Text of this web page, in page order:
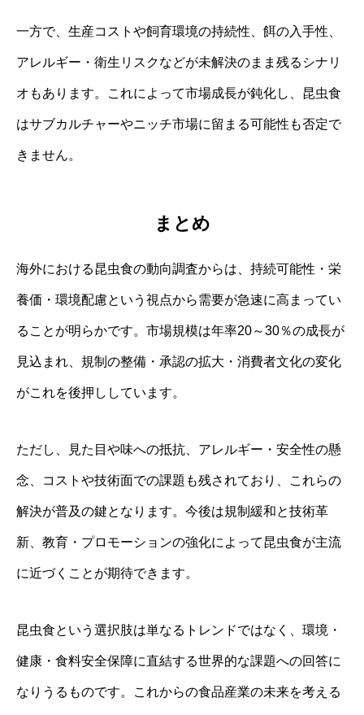
一方で、生産コストや飼育環境の持続性、餌の入手性、
アレルギー・衛生リスクなどが未解決のまま残るシナリ
オもあります。これによって市場成長が鈍化し、昆虫食
はサブカルチャーやニッチ市場に留まる可能性も否定で
きません。
まとめ
海外における昆虫食の動向調査からは、持続可能性・栄
養価・環境配慮という視点から需要が急速に高まってい
ることが明らかです。市場規模は年率20～30％の成長が
見込まれ、規制の整備・承認の拡大・消費者文化の変化
がこれを後押ししています。
ただし、見た目や味への抵抗、アレルギー・安全性の懸
念、コストや技術面での課題も残されており、これらの
解決が普及の鍵となります。今後は規制緩和と技術革
新、教育・プロモーションの強化によって昆虫食が主流
に近づくことが期待できます。
昆虫食という選択肢は単なるトレンドではなく、環境・
健康・食料安全保障に直結する世界的な課題への回答に
なりうるものです。これからの食品産業の未来を考える